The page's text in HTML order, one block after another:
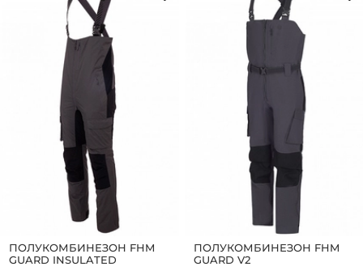
ПОЛУКОМБИНЕЗОН FHM
GUARD INSULATED
ПОЛУКОМБИНЕЗОН FHM
GUARD V2